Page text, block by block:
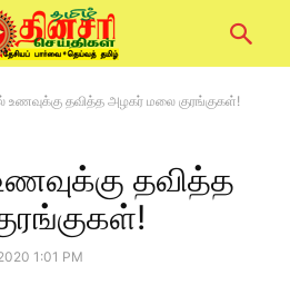
உணவுக்கு தவித்த அழகர் மலை குரங்குகள்!
தவித்த
1:01 PM